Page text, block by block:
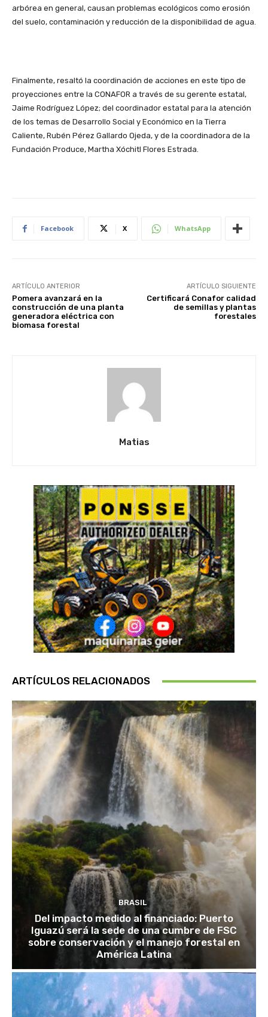
arbórea en general, causan problemas ecológicos como erosión
del suelo, contaminación y reducción de la disponibilidad de agua.
Finalmente, resaltó la coordinación de acciones en este tipo de
proyecciones entre la CONAFOR a través de su gerente estatal,
Jaime Rodríguez López; del coordinador estatal para la atención
de los temas de Desarrollo Social y Económico en la Tierra
Caliente, Rubén Pérez Gallardo Ojeda, y de la coordinadora de la
Fundación Produce, Martha Xóchitl Flores Estrada.
Facebook X WhatsApp
ARTÍCULO ANTERIOR
Pomera avanzará en la
construcción de una planta
generadora eléctrica con
biomasa forestal
ARTÍCULO SIGUIENTE
Certificará Conafor calidad
de semillas y plantas
forestales
Matias
ARTÍCULOS RELACIONADOS
BRASIL
Del impacto medido al financiado: Puerto
Iguazú será la sede de una cumbre de FSC
sobre conservación y el manejo forestal en
América Latina